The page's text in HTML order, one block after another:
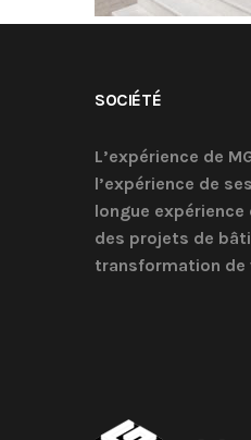
SOCIÉTÉ
L’expérience de
l’expérience de
longue
des projets de
transformation de